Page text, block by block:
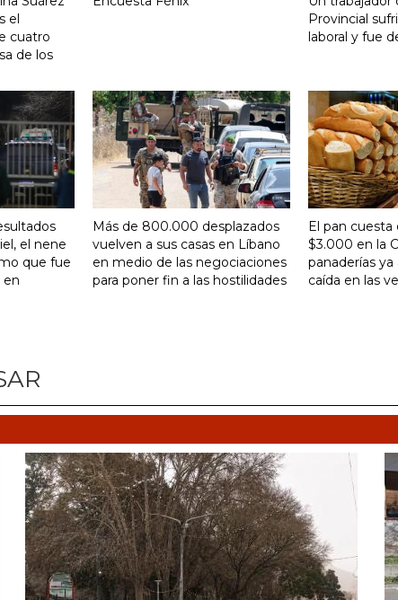
el
cuatro
de los
Provincial
laboral y fue
el nene
que fue
en
Más de 800.000 desplazados
vuelven a sus casas en Líbano
en medio de las negociaciones
para poner fin a las hostilidades
El pan
$3.000 en la
panaderías
caída en las